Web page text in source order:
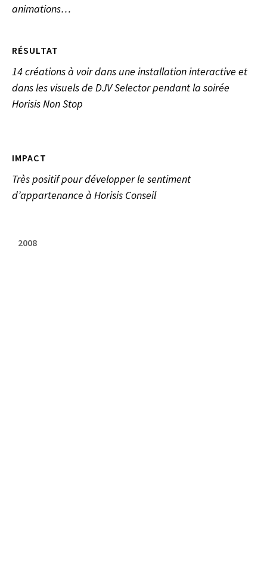
animations…
RÉSULTAT
14 créations à voir dans une installation interactive et
dans les visuels de DJV Selector pendant la soirée
Horisis Non Stop
IMPACT
Très positif pour développer le sentiment
d’appartenance à Horisis Conseil
2008